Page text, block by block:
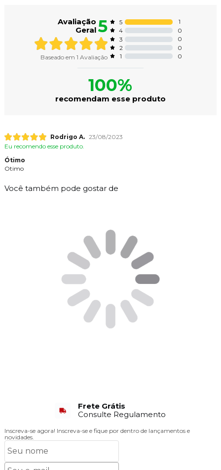
Avaliação
Geral5
Baseado em 1 Avaliação
5
1
4
0
3
0
2
0
1
0
100%
recomendam esse produto
Rodrigo A. 23/08/2023
Eu recomendo esse produto.
Ótimo
Otimo
Você também pode gostar de
Frete Grátis
Consulte Regulamento
Inscreva-se agora! Inscreva-se e fique por dentro de lançamentos e
novidades.